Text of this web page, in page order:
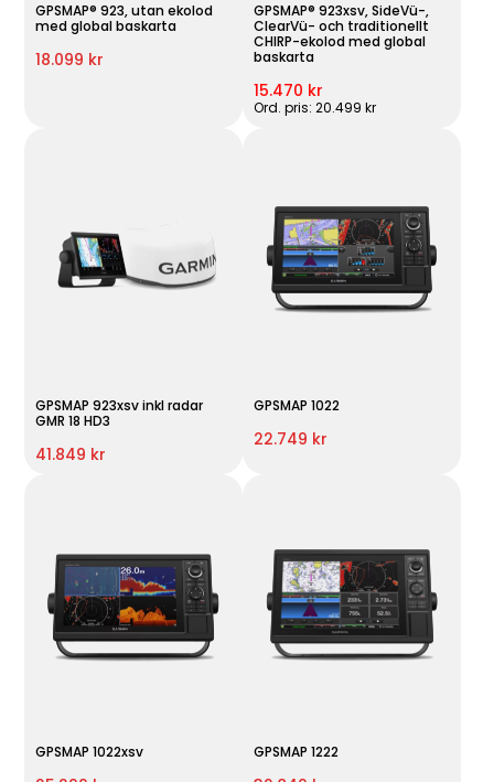
GPSMAP® 923, utan ekolod
med global baskarta
18.099 kr
GPSMAP® 923xsv, SideVü-,
ClearVü- och traditionellt
CHIRP-ekolod med global
baskarta
15.470 kr
Ord. pris: 20.499 kr
GPSMAP 923xsv inkl radar
GMR 18 HD3
41.849 kr
GPSMAP 1022
22.749 kr
GPSMAP 1022xsv GPSMAP 1222